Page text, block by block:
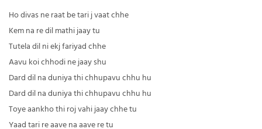
Ho divas ne raat be tari j vaat chhe
Kem na re dil mathi jaay tu
Tutela dil ni ekj fariyad chhe
Aavu koi chhodi ne jaay shu
Dard dil na duniya thi chhupavu chhu hu
Dard dil na duniya thi chhupavu chhu hu
Toye aankho thi roj vahi jaay chhe tu
Yaad tari re aave na aave re tu